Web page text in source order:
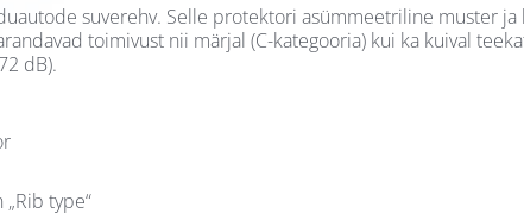
suverehv. Selle protektori asümmeetriline muster ja
toimivust nii märjal (C-kategooria) kui ka kuival
dB).
type“